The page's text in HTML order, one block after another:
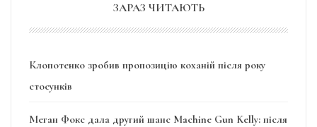
ЗАРАЗ ЧИТАЮТЬ
Клопотенко зробив пропозицію коханій після року
стосунків
Меган Фокс дала другий шанс Machine Gun Kelly: після